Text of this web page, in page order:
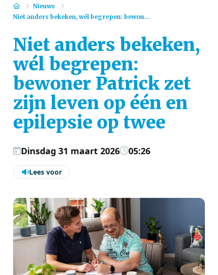
HomeNieuws
Niet anders bekeken, wél begrepen: bewon...
Niet anders bekeken,
wél begrepen:
bewoner Patrick zet
zijn leven op één en
epilepsie op twee
Dinsdag 31 maart 2026 05:26
Lees voor